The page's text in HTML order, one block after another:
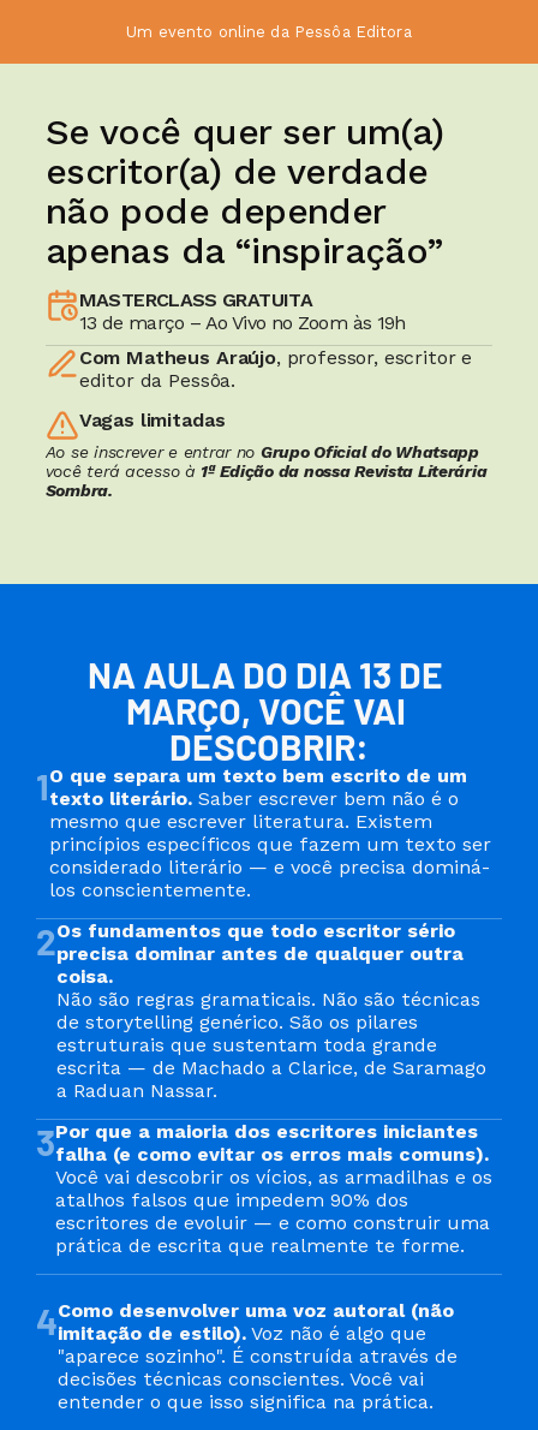
Um evento online da Pessôa Editora
Se você quer ser um(a)
escritor(a) de verdade
não pode depender
apenas da “inspiração”
MASTERCLASS GRATUITA
13 de março – Ao Vivo no Zoom às 19h
Com Matheus Araújo, professor, escritor e
editor da Pessôa.
Vagas limitadas
Ao se inscrever e entrar no Grupo Oficial do Whatsapp
você terá acesso à 1ª Edição da nossa Revista Literária
Sombra.
NA AULA DO DIA 13 DE
MARÇO, VOCÊ VAI
DESCOBRIR:
1O que separa um texto bem escrito de um
texto literário. Saber escrever bem não é o
mesmo que escrever literatura. Existem
princípios específicos que fazem um texto ser
considerado literário — e você precisa dominá-
los conscientemente.
2Os fundamentos que todo escritor sério
precisa dominar antes de qualquer outra
coisa.
Não são regras gramaticais. Não são técnicas
de storytelling genérico. São os pilares
estruturais que sustentam toda grande
escrita — de Machado a Clarice, de Saramago
a Raduan Nassar.
3Por que a maioria dos escritores iniciantes
falha (e como evitar os erros mais comuns).
Você vai descobrir os vícios, as armadilhas e os
atalhos falsos que impedem 90% dos
escritores de evoluir — e como construir uma
prática de escrita que realmente te forme.
4Como desenvolver uma voz autoral (não
imitação de estilo). Voz não é algo que
"aparece sozinho". É construída através de
decisões técnicas conscientes. Você vai
entender o que isso significa na prática.